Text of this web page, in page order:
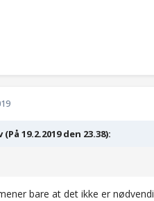
19.2.2019 den 23.38):
bare at det ikke er